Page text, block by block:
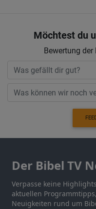
Möchtest du
Bewertung der
Der Bibel TV
Verpasse keine
aktuellen
Neuigkeiten rund um